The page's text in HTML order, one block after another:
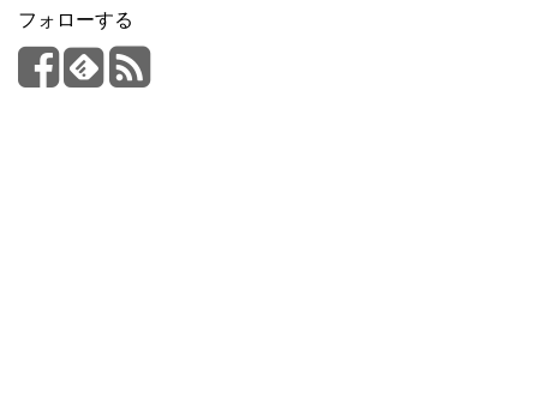
フォローする